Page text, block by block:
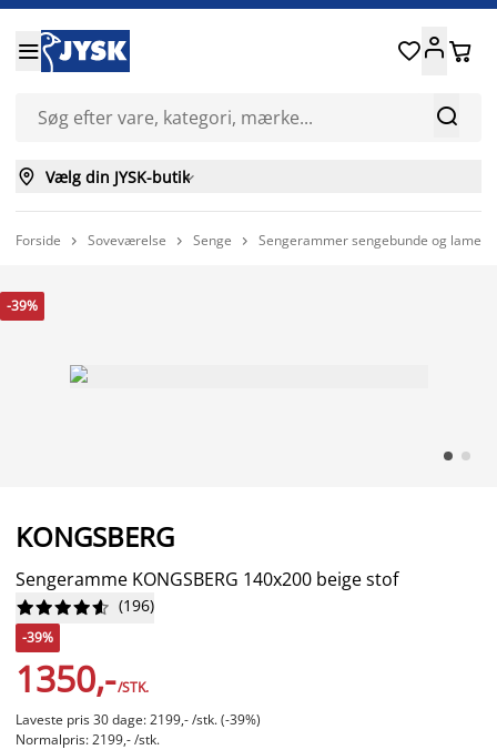


 
 Vælg din JYSK-butik
Forside  Soveværelse  Senge  Sengerammer sengebunde og
-39%
KONGSBERG
Sengeramme KONGSBERG 140x200 beige stof





 (196)
-39%
1350,-/STK.
Laveste pris 30 dage: 2199,- /stk. (-39%)
Normalpris: 2199,- /stk.